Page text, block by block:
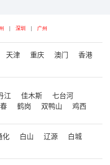
| 深圳 | 广州
天津 重庆 澳门
香港
江 佳木斯
七台河
鹤岗 双鸭山 鸡西
化 白山 辽源
白城